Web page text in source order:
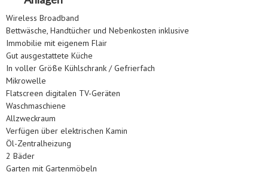
Wireless Broadband
Bettwäsche, Handtücher und Nebenkosten inklusive
Immobilie mit eigenem Flair
Gut ausgestattete Küche
In voller Größe Kühlschrank / Gefrierfach
Mikrowelle
Flatscreen digitalen TV-Geräten
Waschmaschiene
Allzweckraum
Verfügen über elektrischen Kamin
Öl-Zentralheizung
2 Bäder
Garten mit Gartenmöbeln